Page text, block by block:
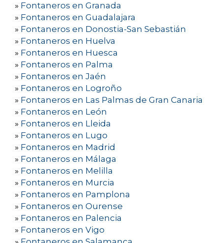
» Fontaneros en Granada
» Fontaneros en Guadalajara
» Fontaneros en Donostia-San Sebastián
» Fontaneros en Huelva
» Fontaneros en Huesca
» Fontaneros en Palma
» Fontaneros en Jaén
» Fontaneros en Logroño
» Fontaneros en Las Palmas de Gran Canaria
» Fontaneros en León
» Fontaneros en Lleida
» Fontaneros en Lugo
» Fontaneros en Madrid
» Fontaneros en Málaga
» Fontaneros en Melilla
» Fontaneros en Murcia
» Fontaneros en Pamplona
» Fontaneros en Ourense
» Fontaneros en Palencia
» Fontaneros en Vigo